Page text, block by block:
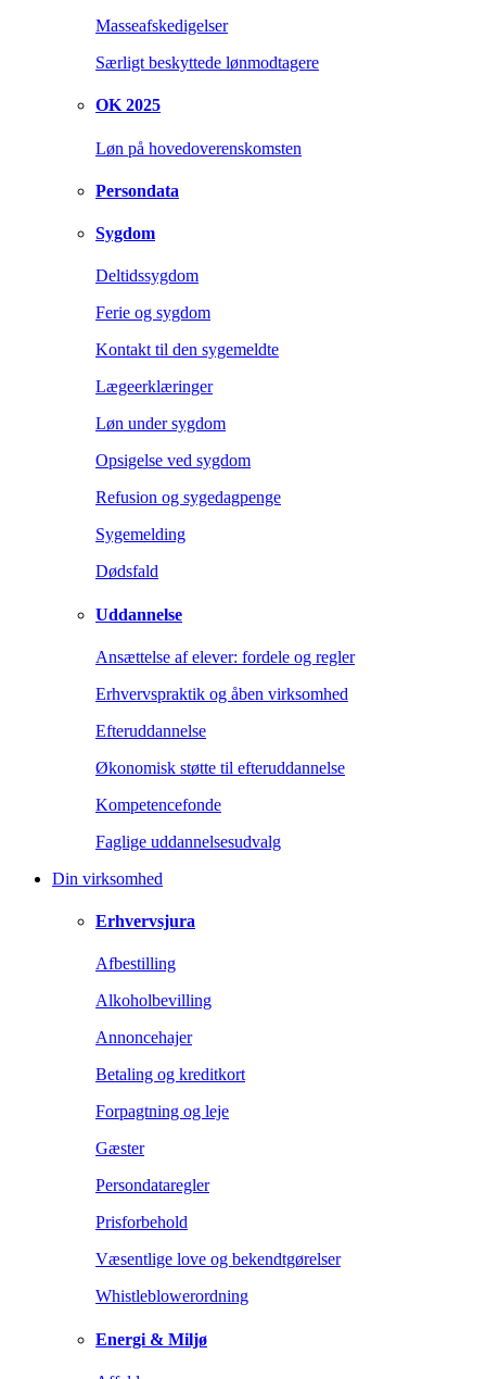
Masseafskedigelser
Særligt beskyttede lønmodtagere
OK 2025
Løn på hovedoverenskomsten
Persondata
Sygdom
Deltidssygdom
Ferie og sygdom
Kontakt til den sygemeldte
Lægeerklæringer
Løn under sygdom
Opsigelse ved sygdom
Refusion og sygedagpenge
Sygemelding
Dødsfald
Uddannelse
Ansættelse af elever: fordele og regler
Erhvervspraktik og åben virksomhed
Efteruddannelse
Økonomisk støtte til efteruddannelse
Kompetencefonde
Faglige uddannelsesudvalg
Din virksomhed
Erhvervsjura
Afbestilling
Alkoholbevilling
Annoncehajer
Betaling og kreditkort
Forpagtning og leje
Gæster
Persondataregler
Prisforbehold
Væsentlige love og bekendtgørelser
Whistleblowerordning
Energi & Miljø